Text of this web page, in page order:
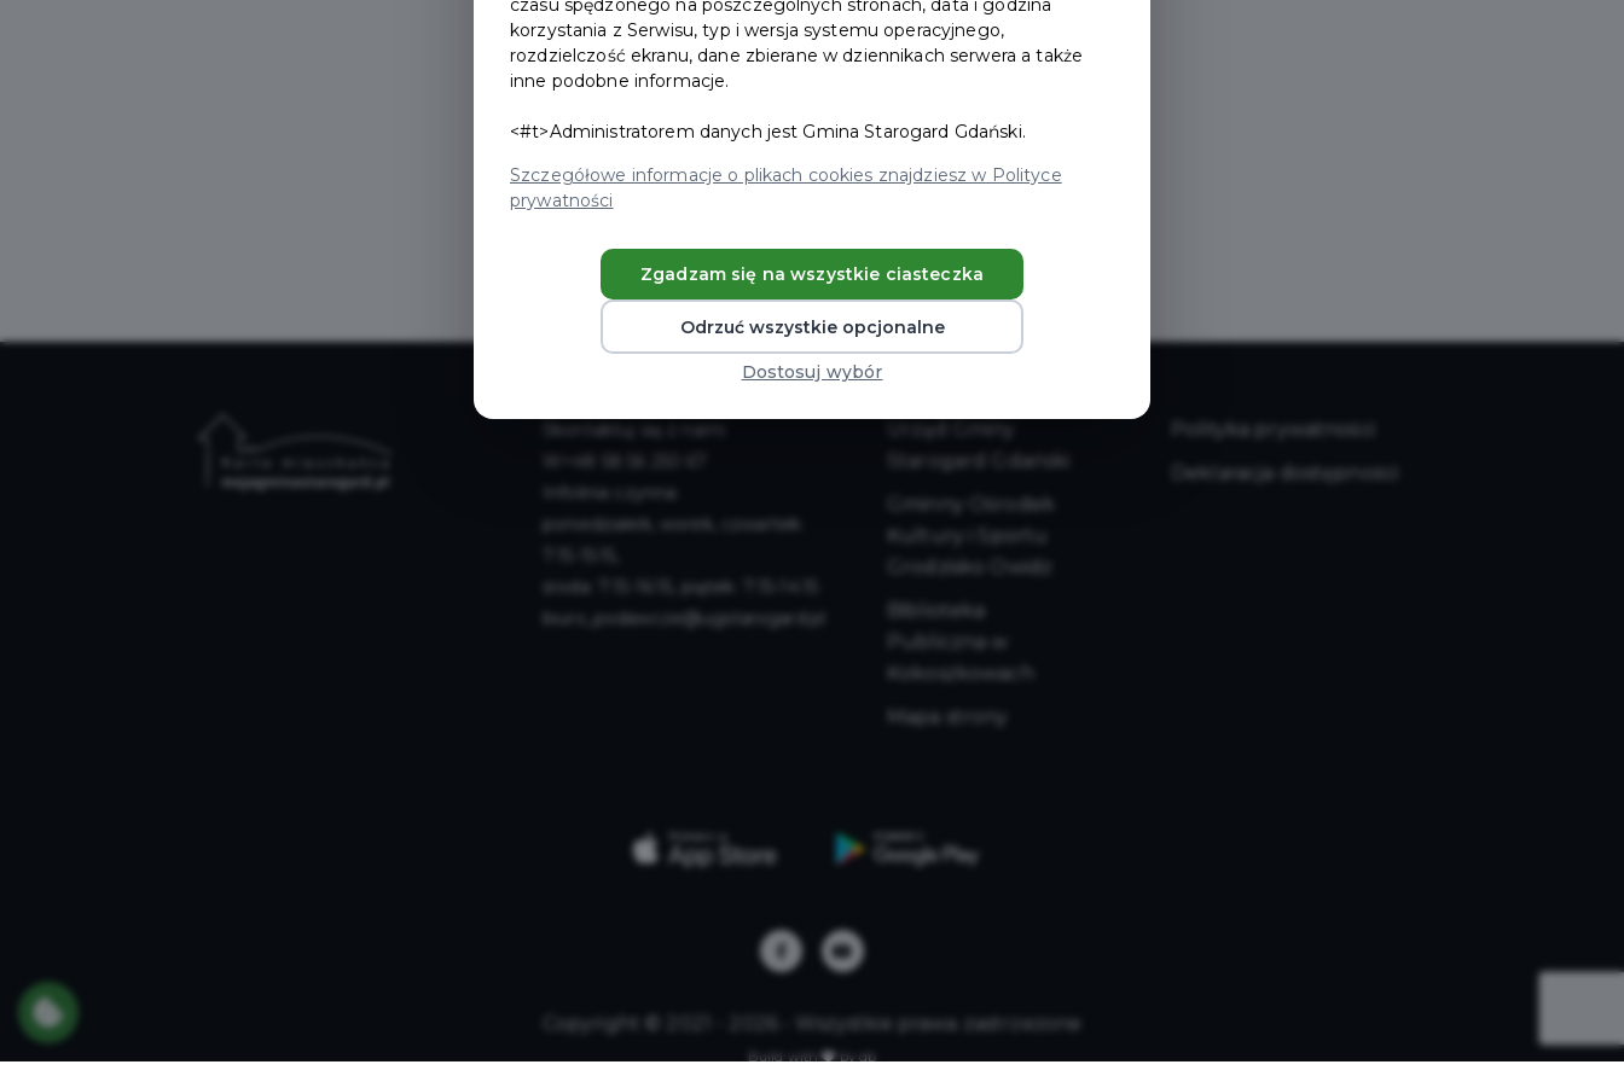
Zaloguj
Zarejestruj się
Skontaktuj się z nami
Infolinia czynna:
poniedziałek, worek, czwartek:
środa: 7:15-16:15, piątek: 7:15-14:15
biuro_podawcze@ugstarogard.pl
Urząd Gminy
Starogard Gdański
Gminny Ośrodek
Kultury i Sportu
Grodzisko Owidz
Biblioteka
Publiczna w
Kokoszkowach
Mapa strony
Polityka prywatności
Deklaracja dostępności
Copyright © 2021 - 2026 - Wszystkie prawa zastrzeżone
Build with by qb
czasu spędzonego na poszczególnych stronach, data i godzina
korzystania z Serwisu, typ i wersja systemu operacyjnego,
rozdzielczość ekranu, dane zbierane w dziennikach serwera a także
inne podobne informacje.
<#t>Administratorem danych jest Gmina Starogard Gdański.
Szczegółowe informacje o plikach cookies znajdziesz w Polityce
prywatności
Zgadzam się na wszystkie ciasteczka
Odrzuć wszystkie opcjonalne
Dostosuj wybór